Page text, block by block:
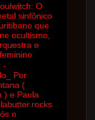
O
sinfônico
que
ocultismo,
e
-
Por
(
) e Paula
o